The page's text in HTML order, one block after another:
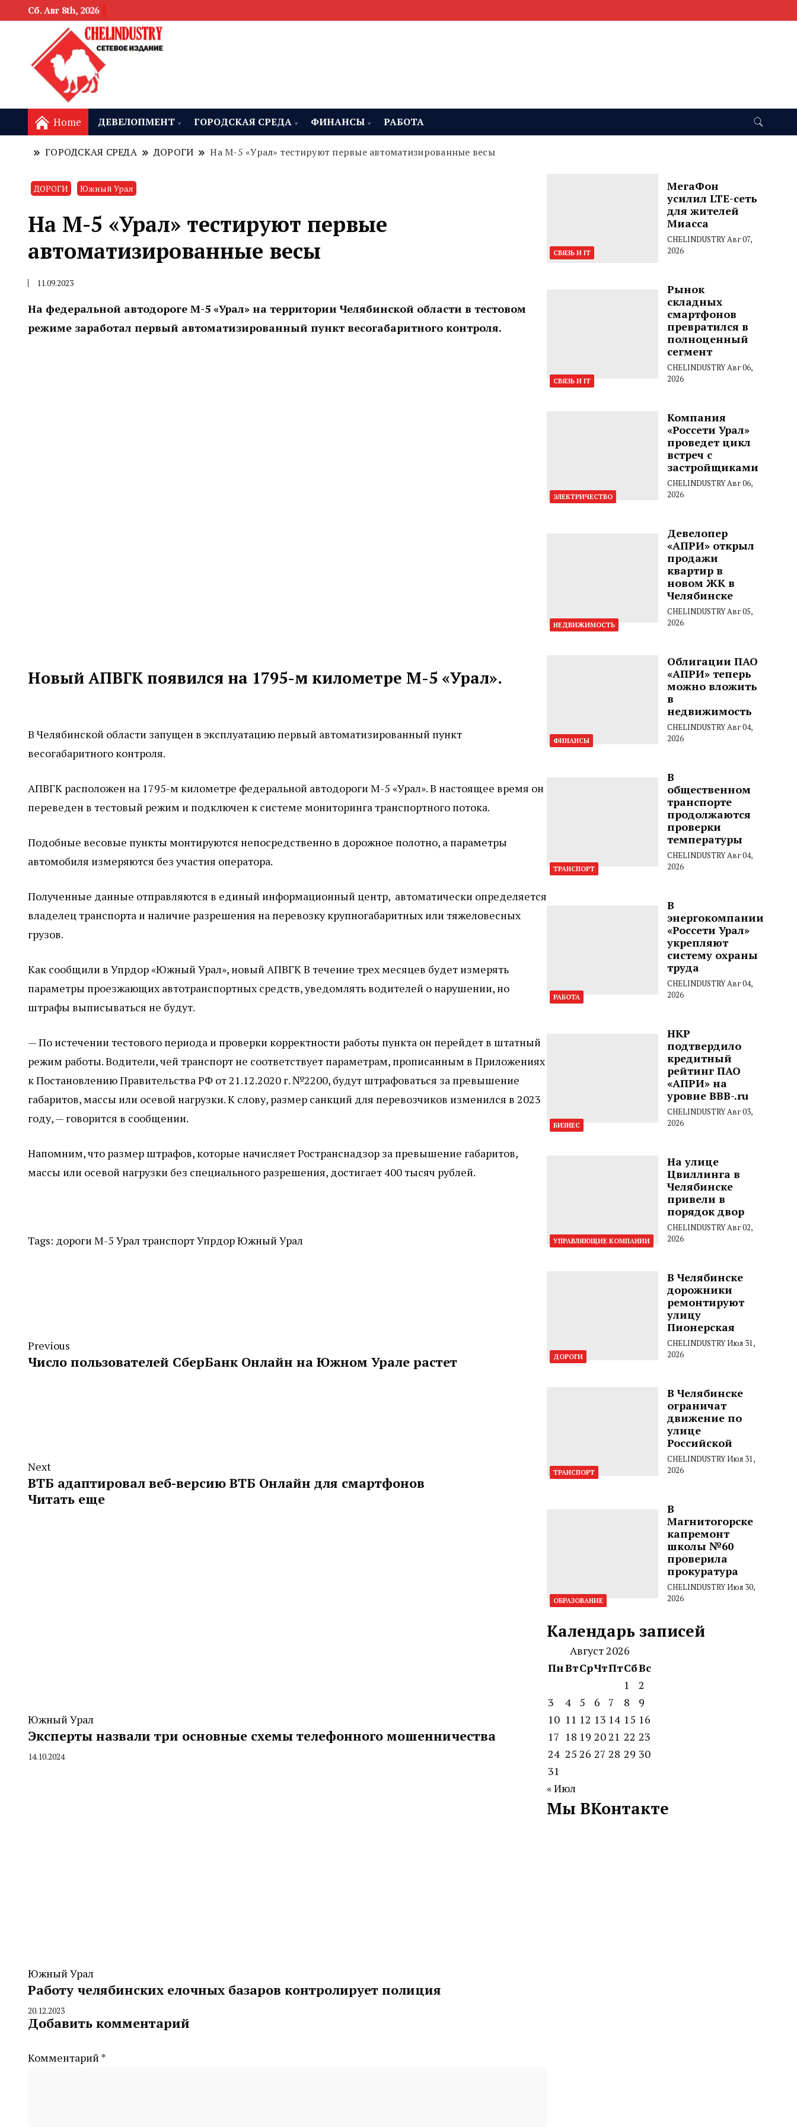
Сб. Авг 8th, 2026
Home ДЕВЕЛОПМЕНТ ГОРОДСКАЯ СРЕДА ФИНАНСЫ РАБОТА
ГОРОДСКАЯ СРЕДА ДОРОГИ На М-5 «Урал» тестируют первые автоматизированные весы
ДОРОГИ Южный Урал
На М-5 «Урал» тестируют первые
автоматизированные весы
11.09.2023
На федеральной автодороге М-5 «Урал» на территории Челябинской области в тестовом
режиме заработал первый автоматизированный пункт весогабаритного контроля.
Новый АПВГК появился на 1795-м километре М-5 «Урал».
В Челябинской области запущен в эксплуатацию первый автоматизированный пункт
весогабаритного контроля.
АПВГК расположен на 1795-м километре федеральной автодороги М-5 «Урал». В настоящее время он
переведен в тестовый режим и подключен к системе мониторинга транспортного потока.
Подобные весовые пункты монтируются непосредственно в дорожное полотно, а параметры
автомобиля измеряются без участия оператора.
Полученные данные отправляются в единый информационный центр, автоматически определяется
владелец транспорта и наличие разрешения на перевозку крупногабаритных или тяжеловесных
грузов.
Как сообщили в Упрдор «Южный Урал», новый АПВГК В течение трех месяцев будет измерять
параметры проезжающих автотранспортных средств, уведомлять водителей о нарушении, но
штрафы выписываться не будут.
— По истечении тестового периода и проверки корректности работы пункта он перейдет в штатный
режим работы. Водители, чей транспорт не соответствует параметрам, прописанным в Приложениях
к Постановлению Правительства РФ от 21.12.2020 г. №2200, будут штрафоваться за превышение
габаритов, массы или осевой нагрузки. К слову, размер санкций для перевозчиков изменился в 2023
году, — говорится в сообщении.
Напомним, что размер штрафов, которые начисляет Ространснадзор за превышение габаритов,
массы или осевой нагрузки без специального разрешения, достигает 400 тысяч рублей.
Tags: дороги М-5 Урал транспортУпрдор Южный Урал
Previous
Число пользователей СберБанк Онлайн на Южном Урале растет
Next
ВТБ адаптировал веб-версию ВТБ Онлайн для смартфонов
Читать еще
Южный Урал
Эксперты назвали три основные схемы телефонного мошенничества
By
14.10.2024
Южный Урал
Работу челябинских елочных базаров контролирует полиция
By
CHELINDUSTRY
20.12.2023
Добавить комментарий
Комментарий *
СВЯЗЬ И IT
МегаФон
усилил LTE-сеть
для жителей
Миасса
CHELINDUSTRYАвг 07,
2026
СВЯЗЬ И IT
Рынок
складных
смартфонов
превратился в
полноценный
сегмент
CHELINDUSTRYАвг 06,
2026
ЭЛЕКТРИЧЕСТВО
Компания
«Россети Урал»
проведет цикл
встреч с
застройщиками
CHELINDUSTRYАвг 06,
2026
НЕДВИЖИМОСТЬ
Девелопер
«АПРИ» открыл
продажи
квартир в
новом ЖК в
Челябинске
CHELINDUSTRYАвг 05,
2026
ФИНАНСЫ
Облигации ПАО
«АПРИ» теперь
можно вложить
в
недвижимость
CHELINDUSTRYАвг 04,
2026
ТРАНСПОРТ
В
общественном
транспорте
продолжаются
проверки
температуры
CHELINDUSTRYАвг 04,
2026
РАБОТА
В
энергокомпании
«Россети Урал»
укрепляют
систему охраны
труда
CHELINDUSTRYАвг 04,
2026
БИЗНЕС
НКР
подтвердило
кредитный
рейтинг ПАО
«АПРИ» на
уровне BBB-.ru
CHELINDUSTRYАвг 03,
2026
УПРАВЛЯЮЩИЕ КОМПАНИИ
На улице
Цвиллинга в
Челябинске
привели в
порядок двор
CHELINDUSTRYАвг 02,
2026
ДОРОГИ
В Челябинске
дорожники
ремонтируют
улицу
Пионерская
CHELINDUSTRYИюл 31,
2026
ТРАНСПОРТ
В Челябинске
ограничат
движение по
улице
Российской
CHELINDUSTRYИюл 31,
2026
ОБРАЗОВАНИЕ
В
Магнитогорске
капремонт
школы №60
проверила
прокуратура
CHELINDUSTRYИюл 30,
2026
Календарь записей
Август 2026
ПнВтСрЧтПтСбВс
1
2
3
4 5 6 7 8
9
10 11 12 13 14 15 16
17 18 19 2021 22 23
24 25 26 27 28 29 30
31
« Июл
Мы ВКонтакте